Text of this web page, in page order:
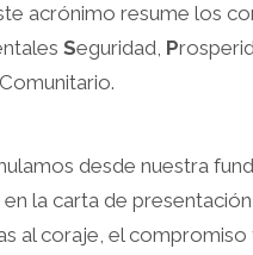
acrónimo resume los
Seguridad, P
desde nuestra
la carta de
al coraje, el compromiso